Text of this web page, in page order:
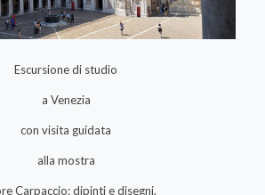
Escursione di studio
a Venezia
con visita guidata
alla mostra
Carpaccio: dipinti e disegni,